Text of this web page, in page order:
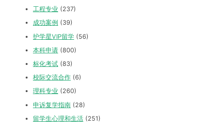
工程专业 (237)
成功案例 (39)
护学星VIP留学 (56)
本科申请 (800)
标化考试 (83)
校际交流合作 (6)
理科专业 (260)
申诉复学指南 (28)
留学生心理和生活 (251)